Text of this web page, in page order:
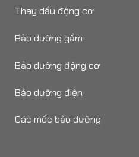
Thay dầu động cơ
Bảo dưỡng gầm
Bảo dưỡng động cơ
Bảo dưỡng điện
Các mốc bảo dưỡng